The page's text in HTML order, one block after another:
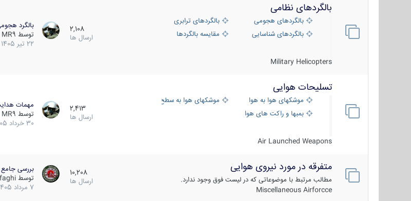
بالگردهای نظامی
بالگردهای هجومی
بالگردهای ترابری
بالگردهای شناسایی
مقایسه بالگردها
Military Helicopters
2,108
ارسال ها
بالگرد هجومی
توسط MR9
22 تیر 1405
تسلیحات هوایی
موشکهای هوا به هوا
موشکهای هوا به سطح
بمبها و راکت های هوایی
Air Launched Weapons
2,413
ارسال ها
مهمات
توسط MR9
30 خرداد 1405
متفرقه در مورد نیروی هوایی
مطالب مرتبط با موضوعاتی که در لیست فوق وجود ندارد.
Miscellaneous Airforcce
10,208
ارسال ها
بررسی
توسط
7 مرداد 1405